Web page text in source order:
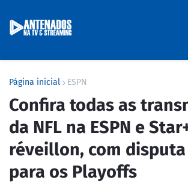
Página inicial ESPN
Confira todas as
da NFL na ESPN e
réveillon, com
para os Playoffs